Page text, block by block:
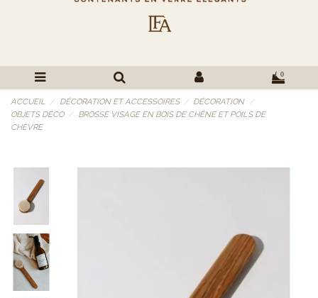
0
ACCUEIL DÉCORATION ET ACCESSOIRES
DÉCORATION
OBJETS DÉCO
BROSSE VISAGE EN BOIS DE CHÊNE ET POILS DE
CHÈVRE